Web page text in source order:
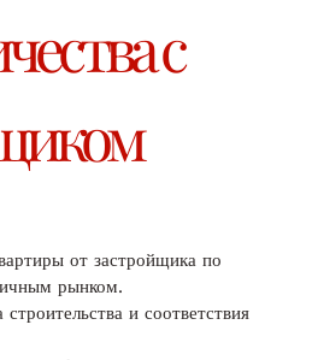
с
от застройщика по
рынком.
строительства и соответствия